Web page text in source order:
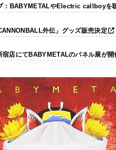
：BABYMETALやElectric callboyを
外伝」グッズ販売決定
宿店にてBABYMETALのパネル展が開